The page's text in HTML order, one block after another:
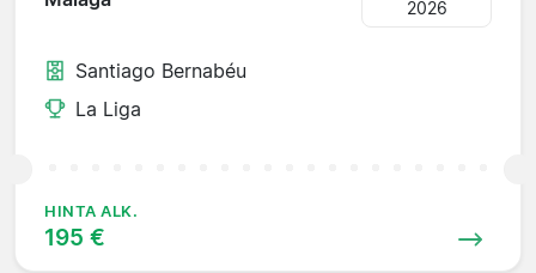
2026
Santiago Bernabéu
La Liga
HINTA ALK.
195 €